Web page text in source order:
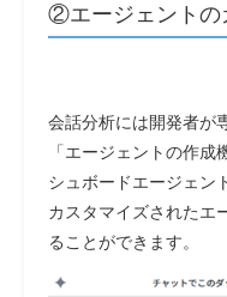
②エージェントの
会話分析には開発者が
「エージェントの作
シュボードエージェン
カスタマイズされたエ
ることができます。